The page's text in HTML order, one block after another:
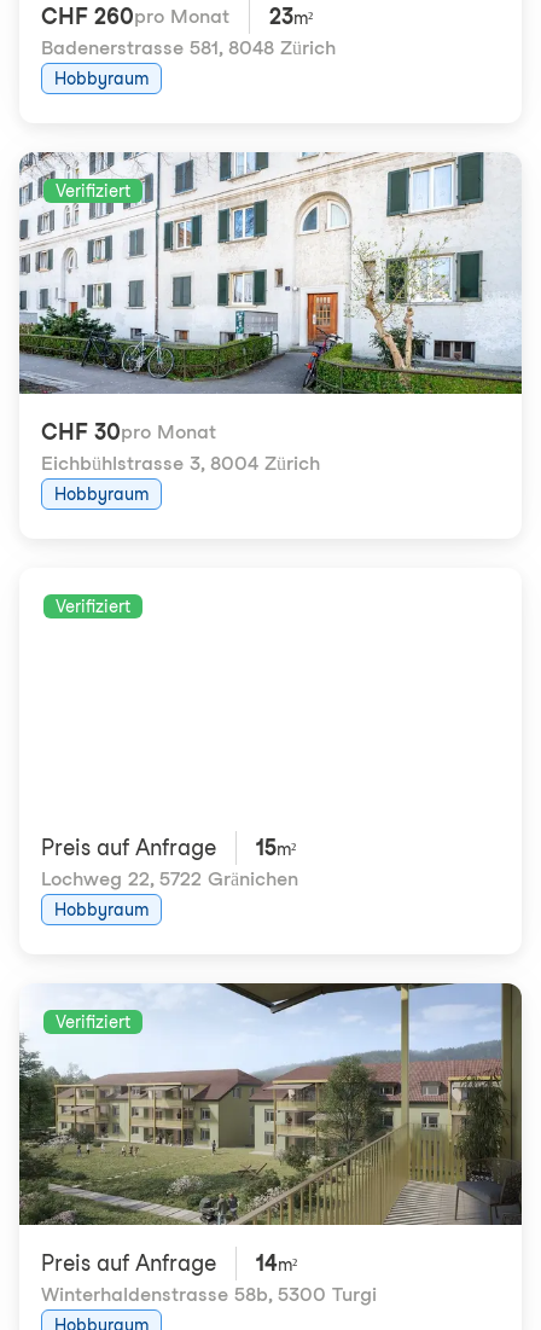
CHF 260pro Monat 23m²
Badenerstrasse 581, 8048 Zürich
Hobbyraum
Verifiziert
CHF 30pro Monat
Eichbühlstrasse 3, 8004 Zürich
Hobbyraum
Verifiziert
Preis auf Anfrage 15m²
Lochweg 22, 5722 Gränichen
Hobbyraum
Verifiziert
Preis auf Anfrage 14m²
Winterhaldenstrasse 58b, 5300 Turgi
Hobbyraum